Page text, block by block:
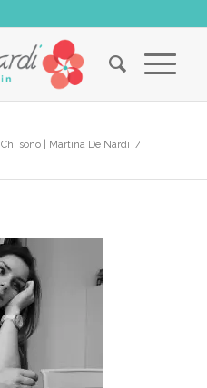
Chi sono | Martina De Nardi /